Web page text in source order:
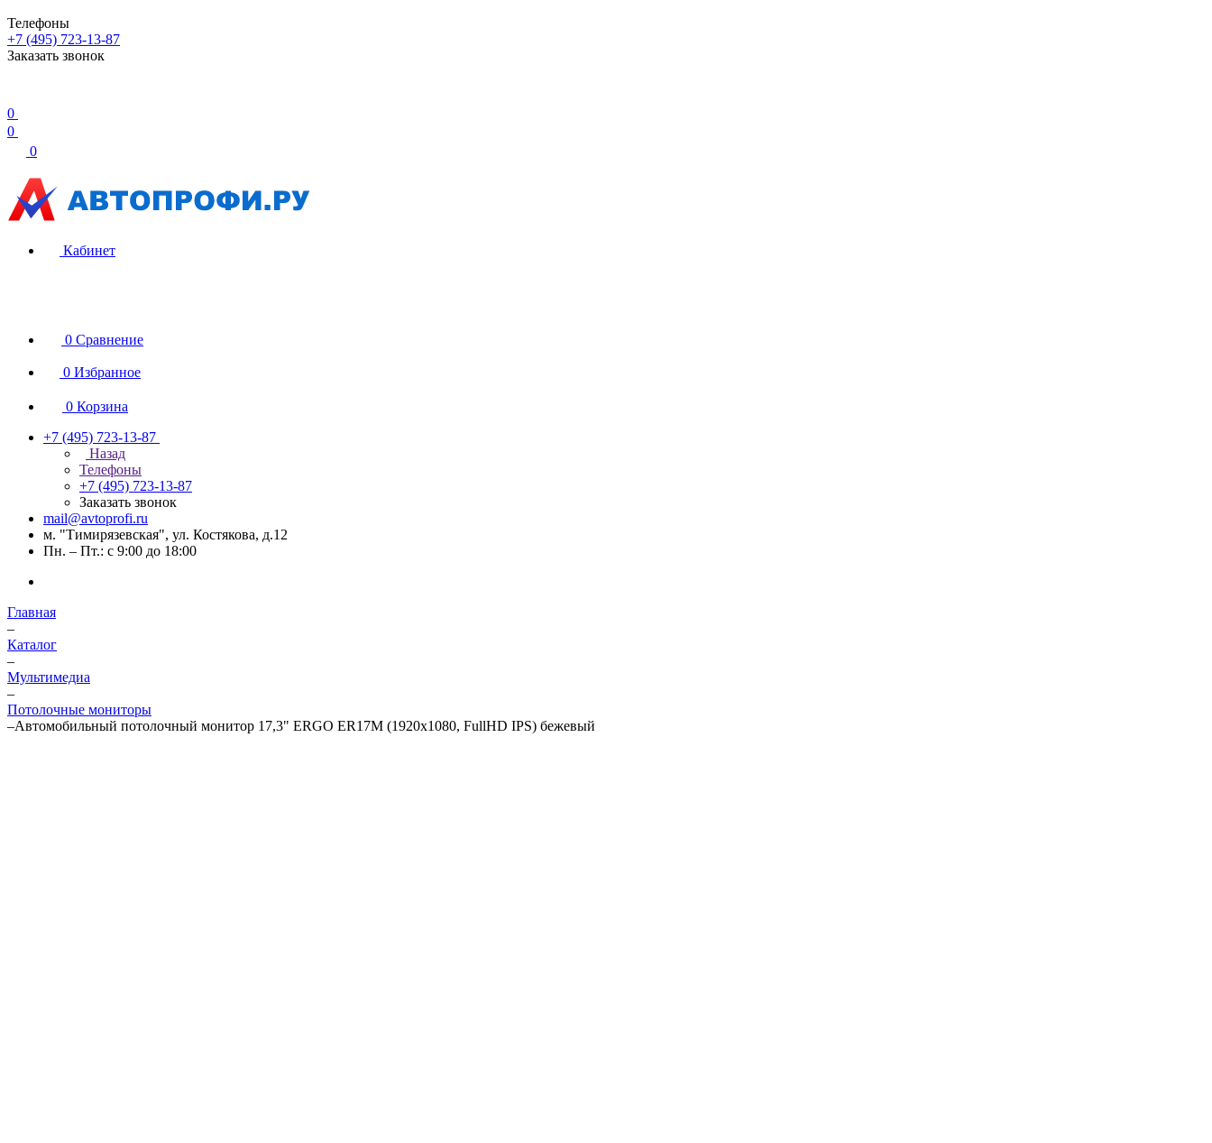
Телефоны
+7 (495) 723-13-87
Заказать звонок
0
0
0
Кабинет
0 Сравнение
0 Избранное
0 Корзина
+7 (495) 723-13-87
Назад
Телефоны
+7 (495) 723-13-87
Заказать звонок
mail@avtoprofi.ru
м. "Тимирязевская", ул. Костякова, д.12
Пн. – Пт.: с 9:00 до 18:00
Главная
–
Каталог
–
Мультимедиа
–
Потолочные мониторы
–Автомобильный потолочный монитор 17,3" ERGO ER17M (1920x1080, FullHD IPS) бежевый